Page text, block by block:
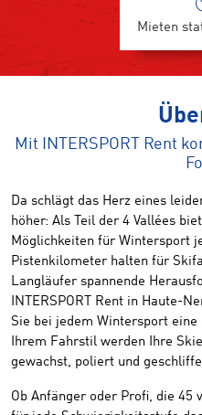
Mieten
Mit INTERSPORT Rent
Da schlägt das Herz eines
höher: Als Teil der 4 Vallées
Möglichkeiten für Wintersport
Pistenkilometer halten für
Langläufer spannende
INTERSPORT Rent in Haute-
Sie bei jedem Wintersport eine
Ihrem Fahrstil werden Ihre
gewachst, poliert und
Ob Anfänger oder Profi, die 45